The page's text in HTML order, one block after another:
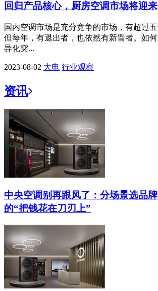
回归产品核心，厨房空调市场将迎
国内空调市场是充分竞争的市场，有超过
但每年，有退出者，也依然有新晋者。如
异化突...
2023-08-02 大电 行业观察
资讯
中央空调别再跟风了：分场景选品
的“把钱花在刀刃上”